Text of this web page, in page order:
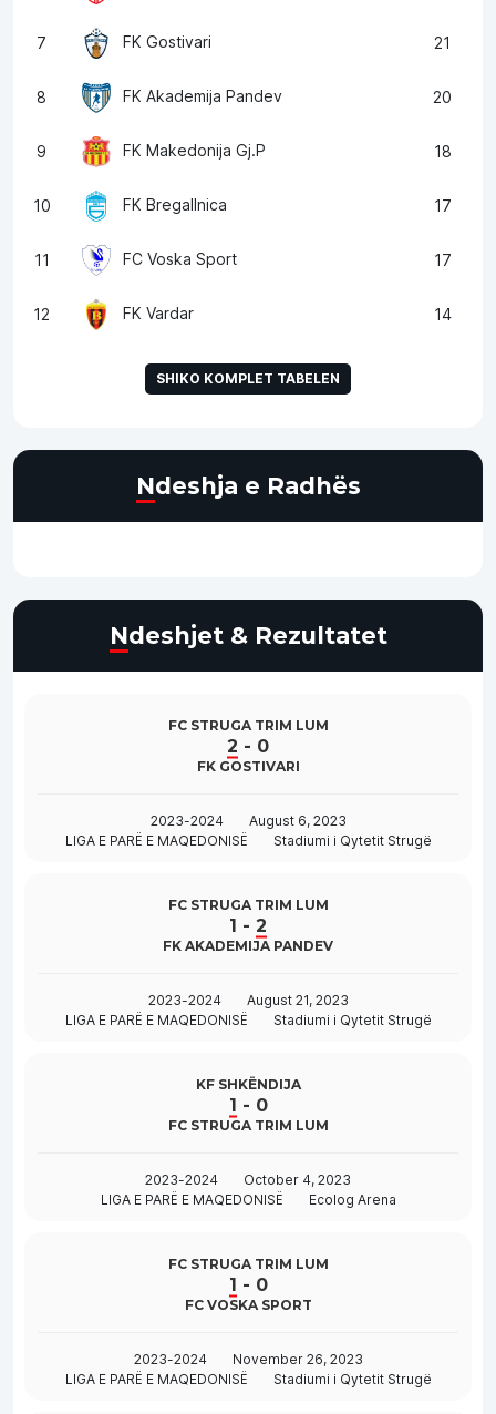
7 FK Gostivari 21
8 FK Akademija Pandev 20
9 FK Makedonija Gj.P 18
10 FK Bregallnica 17
11 FC Voska Sport 17
12 FK Vardar 14
SHIKO KOMPLET TABELEN
Ndeshja e Radhës
Ndeshjet & Rezultatet
FC STRUGA TRIM LUM
2 - 0
FK GOSTIVARI
2023-2024
August 6, 2023
LIGA E PARË E MAQEDONISË
Stadiumi i Qytetit Strugë
FC STRUGA TRIM LUM
1 - 2
FK AKADEMIJA PANDEV
2023-2024
August 21, 2023
LIGA E PARË E MAQEDONISË
Stadiumi i Qytetit Strugë
KF SHKËNDIJA
1 - 0
FC STRUGA TRIM LUM
2023-2024
October 4, 2023
LIGA E PARË E MAQEDONISË
Ecolog Arena
FC STRUGA TRIM LUM
1 - 0
FC VOSKA SPORT
2023-2024
November 26, 2023
LIGA E PARË E MAQEDONISË
Stadiumi i Qytetit Strugë